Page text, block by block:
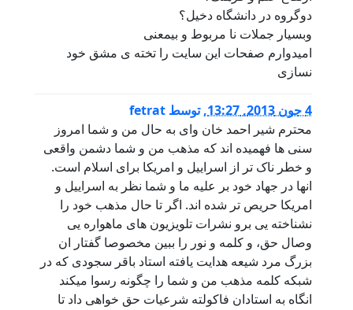
دوگروه در دانشگاه دخیل‌؟
وبسيار جملات نا مربوط و بيمعنى
اميدوارم صفحات اين سايت را تخته ى مشق خود
نسازى
4 جون 2013, 13:27 ,توسط fetrat
محترم شیر احمد خان وای به حال من و شما امروز
سنی ها فهمیده اند که مذهب من و شما دشمن واقعی
و خطر ناک تر از اسراییل و امریکا برای اسلام است.
انها در جهاد خود بر علیه ما و شما نظر به اسراییل و
امریکا حریص تر شده اند. اگر تا حال مذهب خود را
نشناخته یی برو نشرات تلویزیون های ماهواره یی
وصال حق، و کلمه و نور را ببین مخصوصا گفتار ان
بزرگ مرد شیعه هدایت یافته استاد باقر سجودی که در
شبکه کلمه مذهب من و شما را چگونه رسوا میکند
انگاه به استادان فاکولته شرعیات حق خواهی داد تا